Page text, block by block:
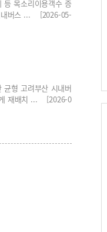
등 목소리이용객수 증
내버스 ... [2026-05-
형 고려부산 시내버
게 재배치 ... [2026-0